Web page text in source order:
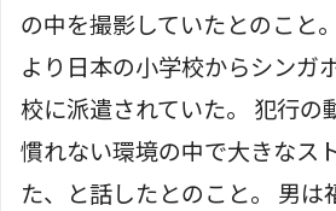
の中を撮影していたとのこと
より日本の小学校からシンガ
校に派遣されていた。 犯行の
慣れない環境の中で大きなス
た、と話したとのこと。 男は